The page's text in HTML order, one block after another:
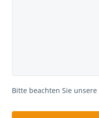
Bitte beachten Sie unsere